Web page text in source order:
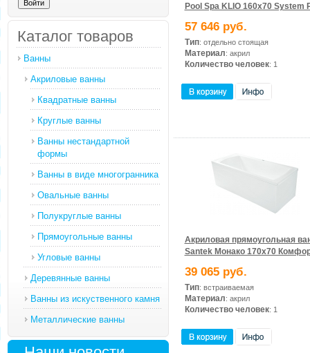
Каталог товаров
Ванны
Акриловые ванны
Квадратные ванны
Круглые ванны
Ванны нестандартной
формы
Ванны в виде многогранника
Овальные ванны
Полукруглые ванны
Прямоугольные ванны
Угловые ванны
Деревянные ванны
Ванны из искуственного камня
Металлические ванны
Pool Spa KLIO 160x70 System
57 646 руб.
Тип: отдельно стоящая
Материал: акрил
Количество человек: 1
Акриловая прямоугольная
Santek Монако 170х70
39 065 руб.
Тип: встраиваемая
Материал: акрил
Количество человек: 1